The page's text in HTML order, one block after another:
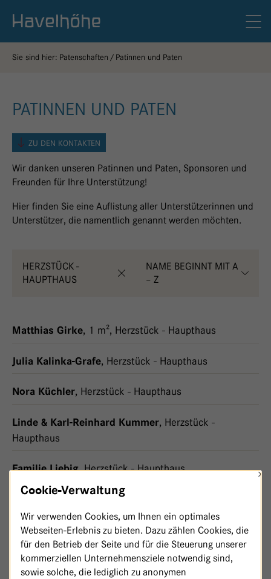
Sie sind hier: Patenschaften Patinnen und Paten
PATINNEN UND PATEN
ZU DEN KONTAKTEN
Wir danken unseren Patinnen und Paten, Sponsoren und
Freunden für Ihre Unterstützung!
Hier finden Sie eine Auflistung aller Unterstützerinnen und
Unterstützer, die namentlich genannt werden möchten.
HERZSTÜCK -
HAUPTHAUS
NAME BEGINNT MIT A
– Z
Matthias Girke, 1 m², Herzstück - Haupthaus
Julia Kalinka-Grafe, Herzstück - Haupthaus
Nora Küchler, Herzstück - Haupthaus
Linde & Karl-Reinhard Kummer, Herzstück -
Haupthaus
Familie Liebig,Herzstück - Haupthaus
, Herzstück - Haupthaus
Astrid Nowak,Herzstück - Haupthaus
Dagmar Roth-Behrendt,Herzstück - Haupthaus
Cookie-Verwaltung
×
Wir verwenden Cookies, um Ihnen ein optimales
Webseiten-Erlebnis zu bieten. Dazu zählen Cookies, die
für den Betrieb der Seite und für die Steuerung unserer
kommerziellen Unternehmensziele notwendig sind,
sowie solche, die lediglich zu anonymen